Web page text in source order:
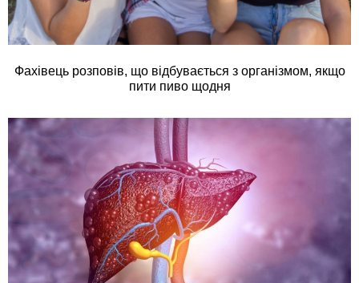
Фахівець розповів, що відбувається з організмом, якщо
пити пиво щодня